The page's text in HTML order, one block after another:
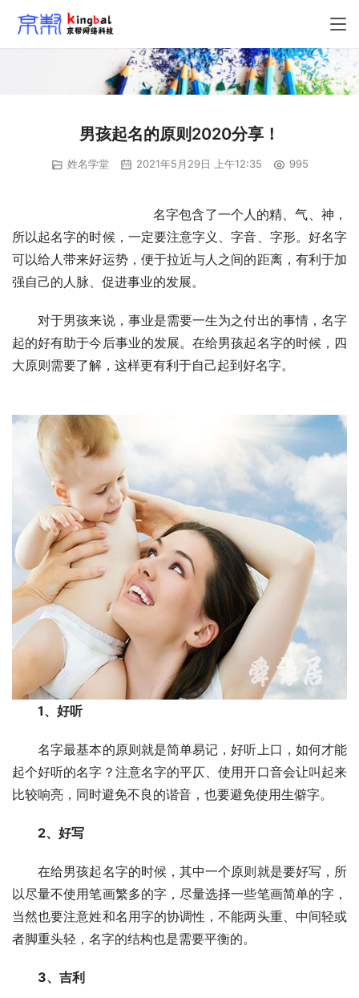
男孩起名的原则2020分享！
姓名学堂 2021年5月29日 上午12:35 995
所以起名字的时候，一定要注意字义、字音、字形。好名字
可以给人带来好运势，便于拉近与人之间的距离，有利于加
强自己的人脉、促进事业的发展。
对于男孩来说，事业是需要一生为之付出的事情，名字
起的好有助于今后事业的发展。在给男孩起名字的时候，四
大原则需要了解，这样更有利于自己起到好名字。
1、好听
名字最基本的原则就是简单易记，好听上口，如何才能
起个好听的名字？注意名字的平仄、使用开口音会让叫起来
比较响亮，同时避免不良的谐音，也要避免使用生僻字。
2、好写
在给男孩起名字的时候，其中一个原则就是要好写，所
以尽量不使用笔画繁多的字，尽量选择一些笔画简单的字，
当然也要注意姓和名用字的协调性，不能两头重、中间轻或
者脚重头轻，名字的结构也是需要平衡的。
3、吉利